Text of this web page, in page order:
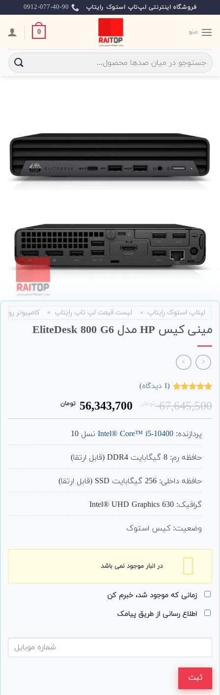
to
content
فروشگاه اینترنتی لپ‌تاپ استوک رایتاپ 0912-077-40-90
منو 0
جستجو
برای:
لپتاپ استوک رایتاپ » لیست قیمت لپ تاپ رایتاپ » کامپیوتر
مینی کیس HP مدل EliteDesk 800 G6
از 5 امتیاز
مشتری
(
1 دیدگاه)
67,645,500 تومان قیمت
اصلی:
67,645,500
تومان
بود.
56,343,700 تومانقیمت
فعلی:
تومان. پردازنده: Intel® Core™ i5-10400نسل 10
حافظه رم: 8 گیگابایت DDR4 (قابل ارتقا)
حافظه داخلی: 256 گیگابایت SSD (قابل ارتقا)
گرافیک: Intel® UHD Graphics 630
وضعیت: کیس استوک
در انبار موجود نمی باشد
زمانی که موجود شد، خبرم کن
اطلاع رسانی از طریق پیامک
ثبت